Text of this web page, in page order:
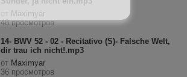
Maximyar
48 просмотров
14- BWV 52 - 02 - Recitativo (S)- Falsche Welt,
dir trau ich nicht!.mp3
от Maximyar
36 просмотров